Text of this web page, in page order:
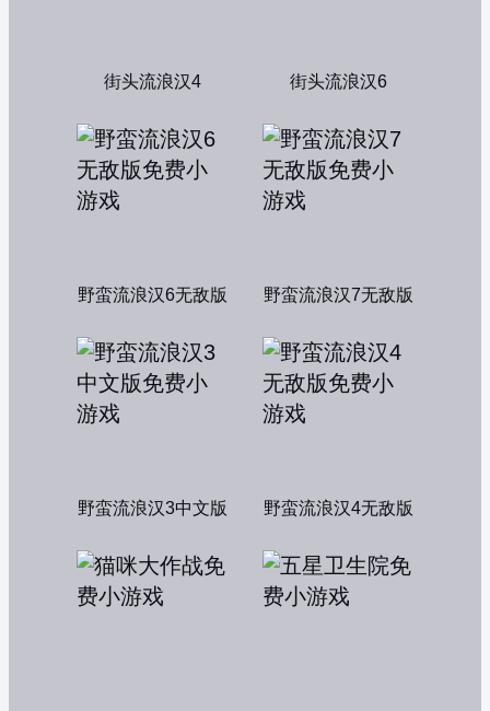
街头流浪汉4 街头流浪汉6
野蛮流浪汉6无敌版 野蛮流浪汉7无敌版
野蛮流浪汉3中文版 野蛮流浪汉4无敌版